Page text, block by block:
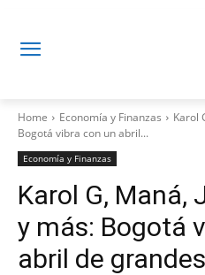
Home Economía y Finanzas
Karol
Bogotá vibra con un abril...
Economía y Finanzas
Karol G, Maná,
y más: Bogotá
abril de